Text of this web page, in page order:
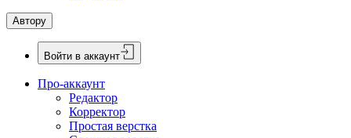
Автору
Войти в аккаунт
Про-аккаунт
Редактор
Корректор
Простая верстка